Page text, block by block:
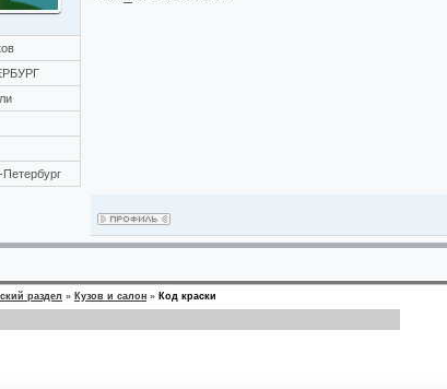
раздел » Кузов и салон » Код краски